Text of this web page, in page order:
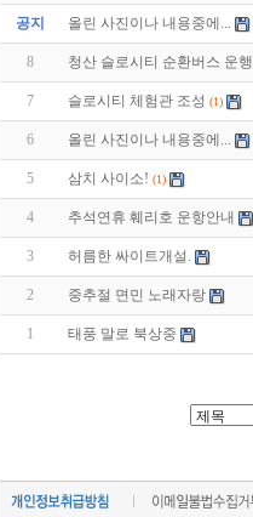
공지 올린 사진이나 내용중에...
8 청산 슬로시티 순환버스 운행
7 슬로시티 체험관 조성 (1)
6 올린 사진이나 내용중에...
5 삼치 사이소! (1)
4 추석연휴 훼리호 운항안내
3 허름한 싸이트개설.
2 중추절 면민 노래자랑
1 태풍 말로 북상중